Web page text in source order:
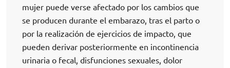
mujer puede verse afectado por los cambios que
se producen durante el embarazo, tras el parto o
por la realización de ejercicios de impacto, que
pueden derivar posteriormente en incontinencia
urinaria o fecal, disfunciones sexuales, dolor